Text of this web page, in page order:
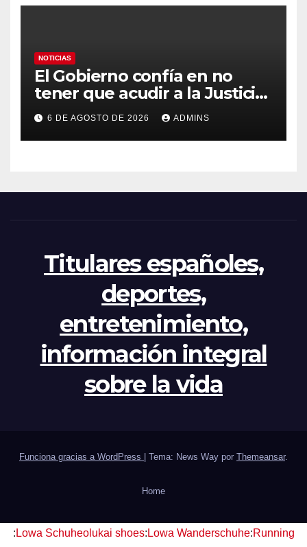
NOTICIAS
El Gobierno confía en no
tener que acudir a la Justicia
por el reparto de menores
mientras el PP pide la
apertura del Congreso por la
6 DE AGOSTO DE 2026 ADMINS
Titulares españoles,
deportes,
entretenimiento,
información integral
sobre la vida
Funciona gracias a WordPress Tema: News Way por Themeansar.
Home
: Lowa Schuheolukai shoes: Lowa Wanderschuhe:Running